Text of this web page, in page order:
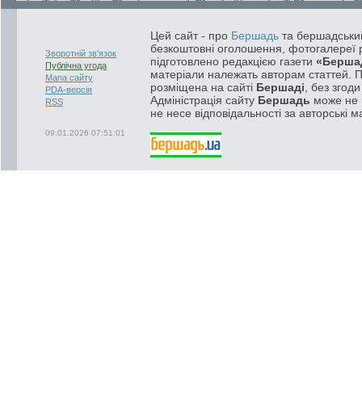
Зворотній зв'язок
Публічна угода
Мапа сайту
PDA-версія
RSS
09.01.2026 07:51:01
Цей сайт - про Бершадь та
безкоштовні оголошення, фотогалереї
підготовлено редакцією газети
матеріали належать авторам статтей.
розміщена на сайті Бершаді , без
Адміністрація сайту Бершадь може не
не несе відповідальності за авторські